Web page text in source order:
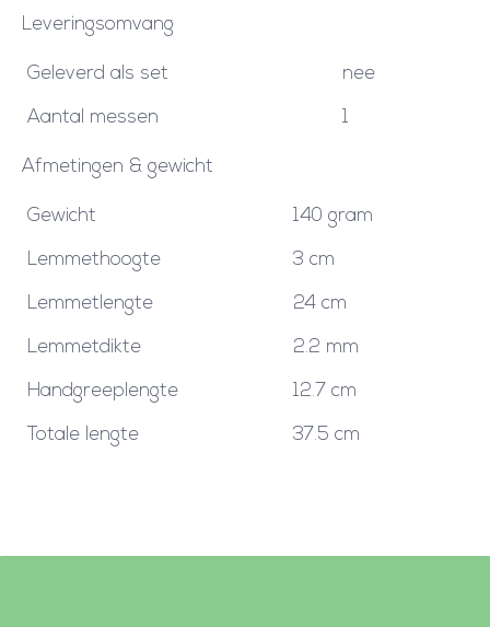
Leveringsomvang
Geleverd als set nee
Aantal messen 1
Afmetingen & gewicht
Gewicht 140 gram
Lemmethoogte 3 cm
Lemmetlengte 24 cm
Lemmetdikte 2.2 mm
Handgreeplengte 12.7 cm
Totale lengte 37.5 cm